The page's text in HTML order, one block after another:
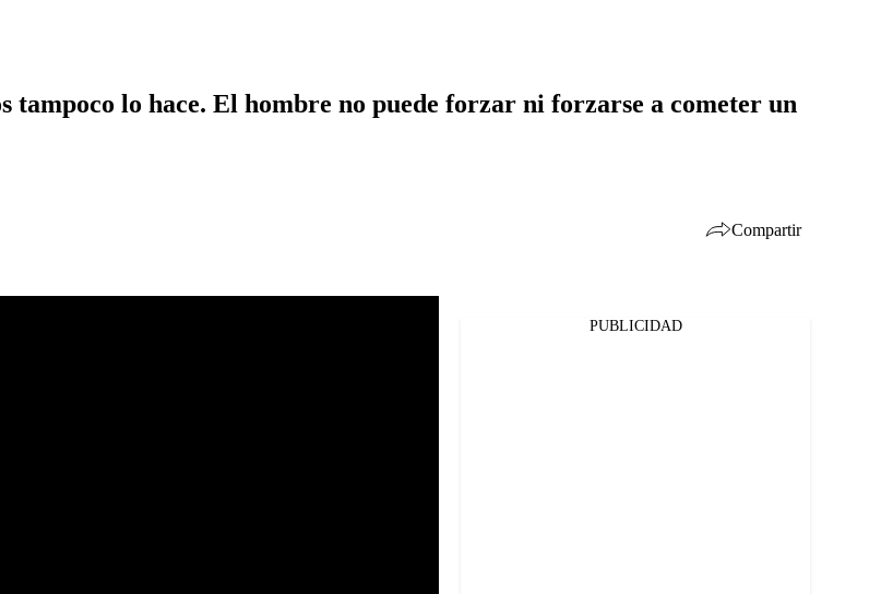
tampoco lo hace. El hombre no puede forzar ni forzarse a cometer un
Compartir
PUBLICIDAD